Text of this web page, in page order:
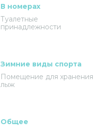
В номерах
Туалетные
принадлежности
Зимние виды спорта
Помещение для хранения
лыж
Общее